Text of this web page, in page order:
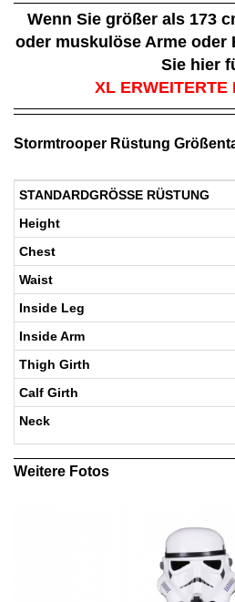
Wenn Sie größer als 173
oder muskulöse Arme oder
Sie hier
XL ERWEITERTE
Stormtrooper Rüstung
STANDARDGRÖSSE RÜSTUNG
Height
Chest
Waist
Inside Leg
Inside Arm
Thigh Girth
Calf Girth
Neck
Weitere Fotos